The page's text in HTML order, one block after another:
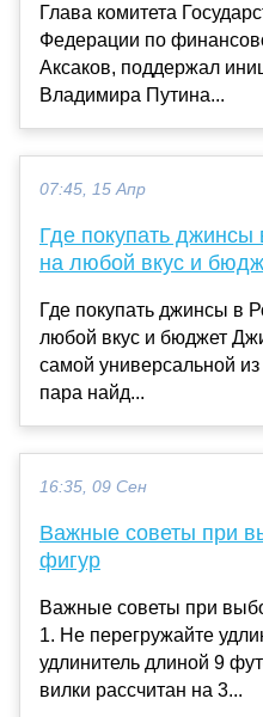
Глава комитета
Федерации по
Аксаков, поддержал
Владимира Путина...
07:45, 15 Апр
Где покупать
на любой вкус и
Где покупать джинсы в
любой вкус и бюджет
самой универсальной
пара найд...
16:35, 09 Сен
Важные советы при
фигур
Важные советы при
1. Не перегружайте
удлинитель длиной 9
вилки рассчитан на 3...